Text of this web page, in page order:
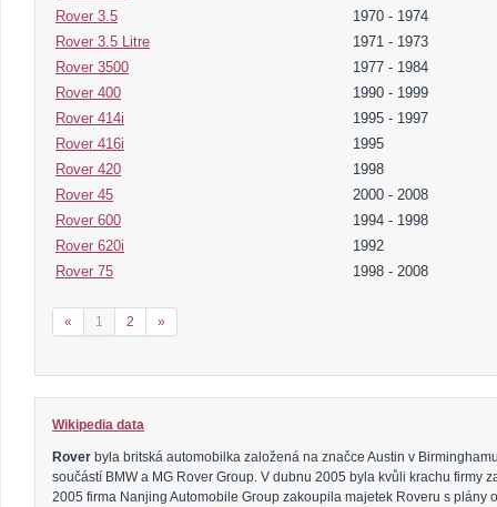
Rover 3.5
1970 - 1974
Rover 3.5 Litre
1971 - 1973
Rover 3500
1977 - 1984
Rover 400
1990 - 1999
Rover 414i
1995 - 1997
Rover 416i
1995
Rover 420
1998
Rover 45
2000 - 2008
Rover 600
1994 - 1998
Rover 620i
1992
Rover 75
1998 - 2008
« 1 2 »
Wikipedia data
Rover byla britská automobilka založená na značce Austin v
součástí BMW a MG Rover Group. V dubnu 2005 byla kvůli krachu firmy
2005 firma Nanjing Automobile Group zakoupila majetek Roveru s plány